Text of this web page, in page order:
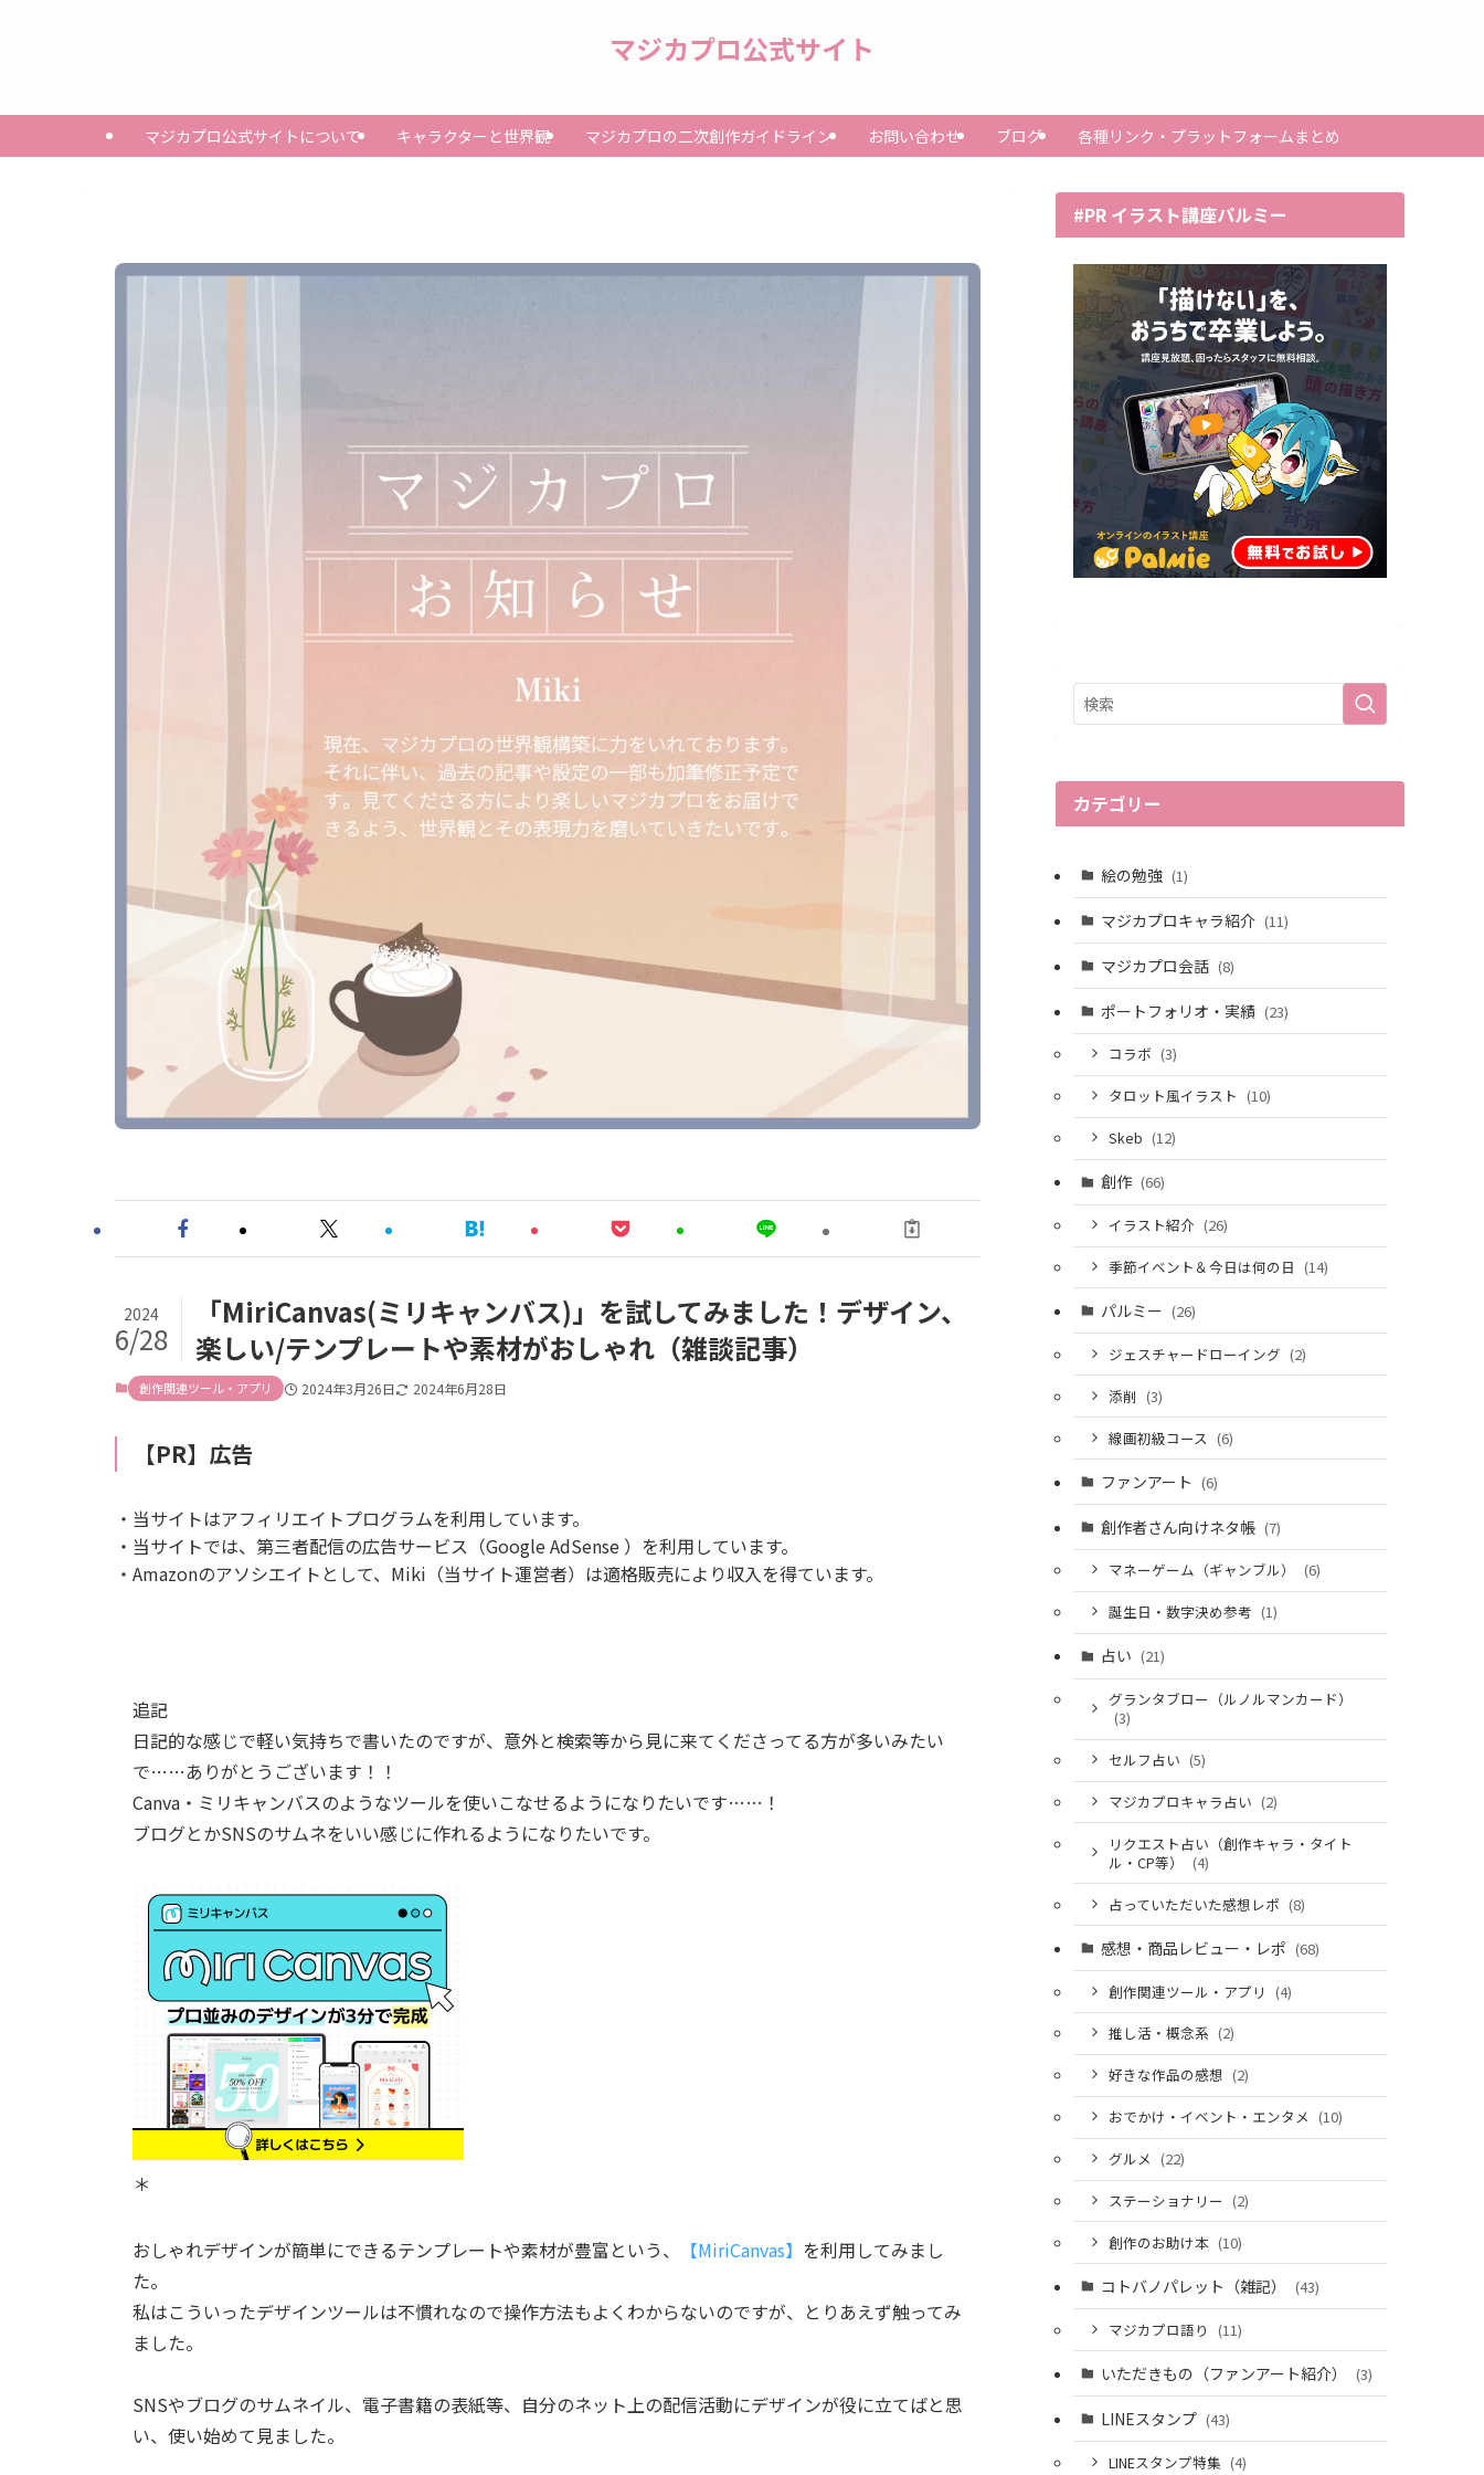
マジカプロ公式サイト
マジカプロ公式サイトについて キャラクターと世界観 マジカプロの二次創作ガイドライン お問い合わせ ブログ 各種リンク・プラットフォームまとめ
「MiriCanvas(ミリキャンバス)」を試してみました！デザイン、
楽しい/テンプレートや素材がおしゃれ（雑談記事）
2024
6/28
創作関連ツール・アプリ 2024年3月26日 2024年6月28日
【PR】広告
・当サイトはアフィリエイトプログラムを利用しています。
・当サイトでは、第三者配信の広告サービス（Google AdSense ）を利用しています。
・Amazonのアソシエイトとして、Miki（当サイト運営者）は適格販売により収入を得ています。
追記
日記的な感じで軽い気持ちで書いたのですが、意外と検索等から見に来てくださってる方が多いみたい
で……ありがとうございます！！
Canva・ミリキャンバスのようなツールを使いこなせるようになりたいです……！
ブログとかSNSのサムネをいい感じに作れるようになりたいです。
＊
おしゃれデザインが簡単にできるテンプレートや素材が豊富という、 【MiriCanvas】 を利用してみまし
た。
私はこういったデザインツールは不慣れなので操作方法もよくわからないのですが、とりあえず触ってみ
ました。
SNSやブログのサムネイル、電子書籍の表紙等、自分のネット上の配信活動にデザインが役に立てばと思
い、使い始めて見ました。
#PR イラスト講座パルミー
カテゴリー
絵の勉強 (1)
マジカプロキャラ紹介 (11)
マジカプロ会話 (8)
ポートフォリオ・実績 (23)
コラボ (3)
タロット風イラスト (10)
Skeb (12)
創作 (66)
イラスト紹介 (26)
季節イベント＆今日は何の日 (14)
パルミー (26)
ジェスチャードローイング (2)
添削 (3)
線画初級コース (6)
ファンアート (6)
創作者さん向けネタ帳 (7)
マネーゲーム（ギャンブル）
(6)
誕生日・数字決め参考 (1)
占い (21)
グランタブロー（ルノルマンカード）
(3)
セルフ占い (5)
マジカプロキャラ占い (2)
リクエスト占い（創作キャラ・タイト
ル・CP等）
(4)
占っていただいた感想レポ (8)
感想・商品レビュー・レポ (68)
創作関連ツール・アプリ (4)
推し活・概念系 (2)
好きな作品の感想 (2)
おでかけ・イベント・エンタメ (10)
グルメ (22)
ステーショナリー (2)
創作のお助け本 (10)
コトバノパレット（雑記） (43)
マジカプロ語り (11)
いただきもの（ファンアート紹介） (3)
LINEスタンプ (43)
LINEスタンプ特集 (4)